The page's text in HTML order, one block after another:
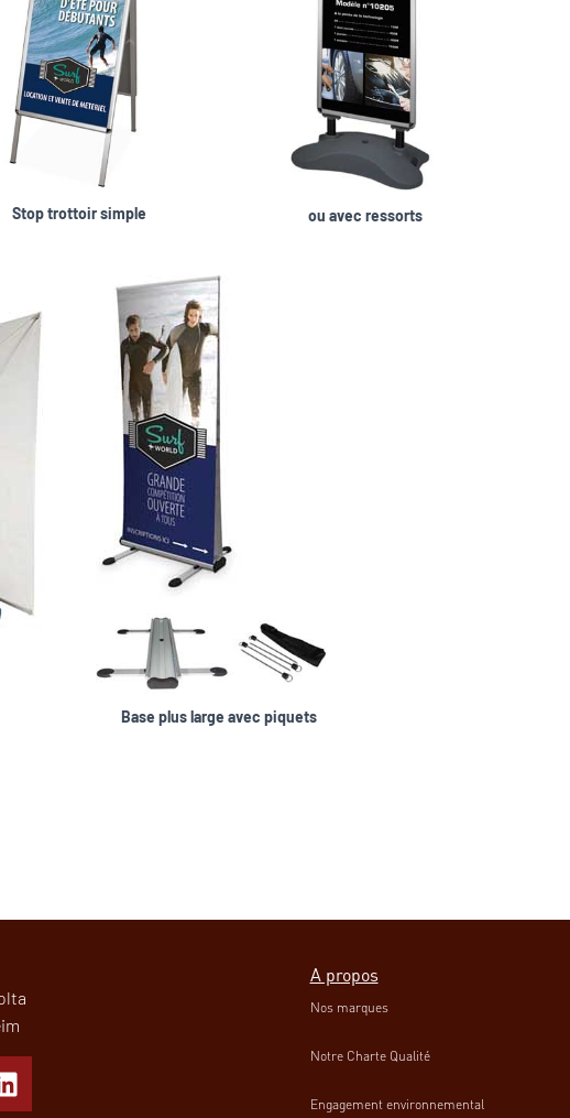
Stop trottoir simple ou avec ressorts
Base plus large avec piquets
A propos
Nos marques
Notre Charte Qualité
Engagement environnemental